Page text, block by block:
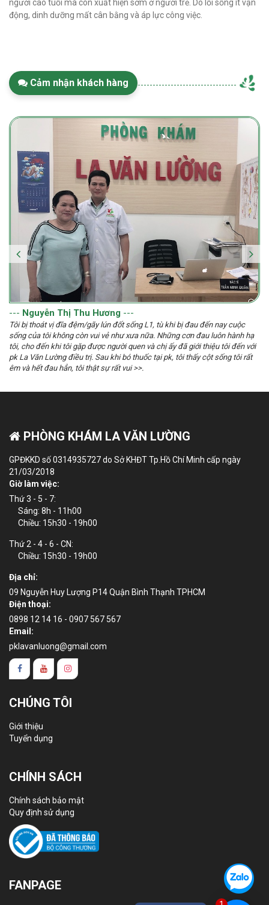
người cao tuổi mà còn xuất hiện sớm ở người trẻ. Do lối sống ít vận
động, dinh dưỡng mất cân bằng và áp lực công việc.
Cảm nhận khách hàng
--- Nguyễn Thị Thu Hương ---
Tôi bị thoát vị đĩa đệm/gãy lún đốt sống L1, tù khi bị đau đến nay cuộc
sống của tôi không còn vui vẻ như xưa nữa. Những cơn đau luôn hành hạ
tôi, cho đến khi tôi gặp được người quen và chị ấy đã giới thiệu tôi đến với
pk La Văn Lường điều trị. Sau khi bó thuốc tại pk, tôi thấy cột sống tôi rất
êm và hết đau hẳn, tôi thật sự rất vui >>.
PHÒNG KHÁM LA VĂN LƯỜNG
GPĐKKD số 0314935727 do Sở KHĐT Tp.Hồ Chí Minh cấp ngày
21/03/2018
Giờ làm việc:
Thứ 3 - 5 - 7:
Sáng: 8h - 11h00
Chiều: 15h30 - 19h00
Thứ 2 - 4 - 6 - CN:
Chiều: 15h30 - 19h00
Địa chỉ:
09 Nguyễn Huy Lượng P14 Quận Bình Thạnh TPHCM
Điện thoại:
0898 12 14 16 - 0907 567 567
Email:
pklavanluong@gmail.com
CHÚNG TÔI
Giới thiệu
Tuyển dụng
CHÍNH SÁCH
Chính sách bảo mật
Quy định sử dụng
FANPAGE